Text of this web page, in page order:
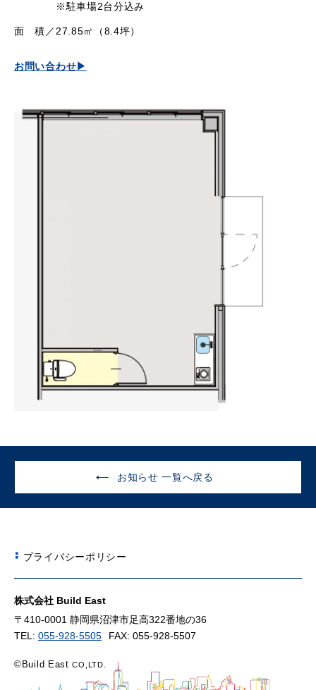
※駐車場2台分込み
面 積／27.85㎡（8.4坪）
お問い合わせ▶︎
お知らせ 一覧へ戻る
プライバシーポリシー
株式会社 Build East
〒410-0001 静岡県沼津市足高322番地の36
TEL: 055-928-5505 FAX: 055-928-5507
©Build EastCO,LTD.